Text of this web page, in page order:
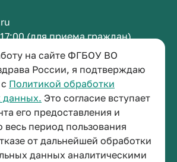
на сайте ФГБОУ ВО
России, я подтверждаю
Политикой обработки
данных. Это согласие вступает
его предоставления и
весь период пользования
от дальнейшей обработки
данных аналитическими
(для приема граждан)
Павших Борцов, зд. 1,
17.00 (перерыв с 12.30 до 13.00)